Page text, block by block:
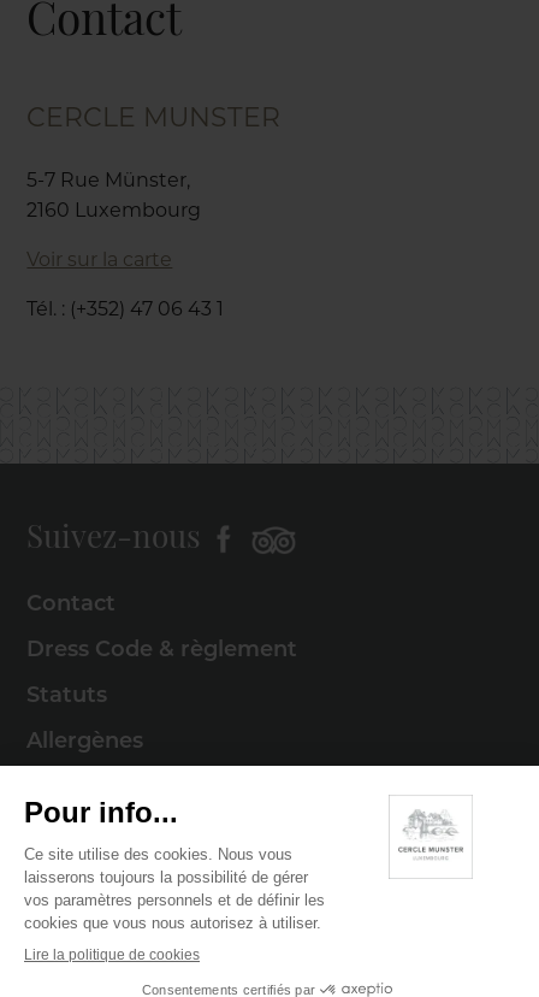
Contact
CERCLE MUNSTER
5-7 Rue Münster,
2160 Luxembourg
Voir sur la carte
Tél. : (+352) 47 06 43 1
Suivez-nous
Contact
Dress Code & règlement
Statuts
Allergènes
Mentions légales
Politique de cookies
Politique de confidentialité
© 2026 Cercle Munster . Tous droits réservés